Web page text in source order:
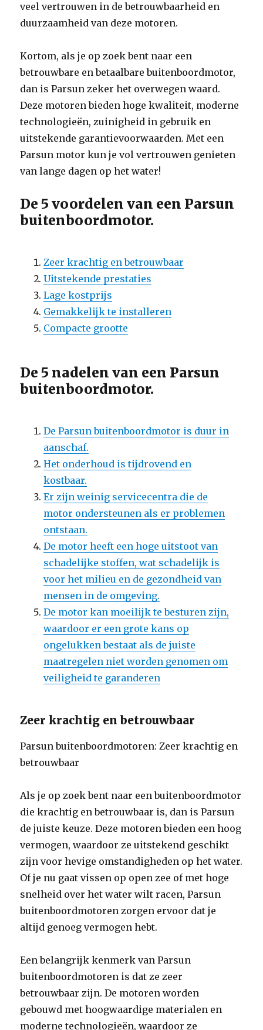
veel vertrouwen in de betrouwbaarheid en
duurzaamheid van deze motoren.
Kortom, als je op zoek bent naar een
betrouwbare en betaalbare buitenboordmotor,
dan is Parsun zeker het overwegen waard.
Deze motoren bieden hoge kwaliteit, moderne
technologieën, zuinigheid in gebruik en
uitstekende garantievoorwaarden. Met een
Parsun motor kun je vol vertrouwen genieten
van lange dagen op het water!
De 5 voordelen van een Parsun
buitenboordmotor.
Zeer krachtig en betrouwbaar
Uitstekende prestaties
Lage kostprijs
Gemakkelijk te installeren
Compacte grootte
De 5 nadelen van een Parsun
buitenboordmotor.
De Parsun buitenboordmotor is duur in
aanschaf.
Het onderhoud is tijdrovend en
kostbaar.
Er zijn weinig servicecentra die de
motor ondersteunen als er problemen
ontstaan.
De motor heeft een hoge uitstoot van
schadelijke stoffen, wat schadelijk is
voor het milieu en de gezondheid van
mensen in de omgeving.
De motor kan moeilijk te besturen zijn,
waardoor er een grote kans op
ongelukken bestaat als de juiste
maatregelen niet worden genomen om
veiligheid te garanderen
Zeer krachtig en betrouwbaar
Parsun buitenboordmotoren: Zeer krachtig en
betrouwbaar
Als je op zoek bent naar een buitenboordmotor
die krachtig en betrouwbaar is, dan is Parsun
de juiste keuze. Deze motoren bieden een hoog
vermogen, waardoor ze uitstekend geschikt
zijn voor hevige omstandigheden op het water.
Of je nu gaat vissen op open zee of met hoge
snelheid over het water wilt racen, Parsun
buitenboordmotoren zorgen ervoor dat je
altijd genoeg vermogen hebt.
Een belangrijk kenmerk van Parsun
buitenboordmotoren is dat ze zeer
betrouwbaar zijn. De motoren worden
gebouwd met hoogwaardige materialen en
moderne technologieën, waardoor ze